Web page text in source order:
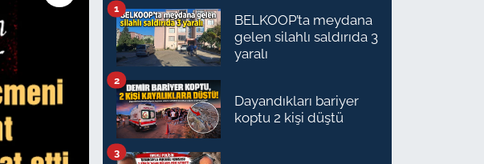
BELKOOP’ta meydana
gelen silahlı saldırıda 3
yaralı
1
Dayandıkları bariyer
koptu 2 kişi düştü
2
3